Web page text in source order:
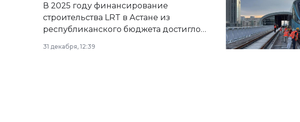
В 2025 году финансирование
строительства LRT в Астане из
республиканского бюджета достигло
рекордных объемов.
31 декабря, 12:39